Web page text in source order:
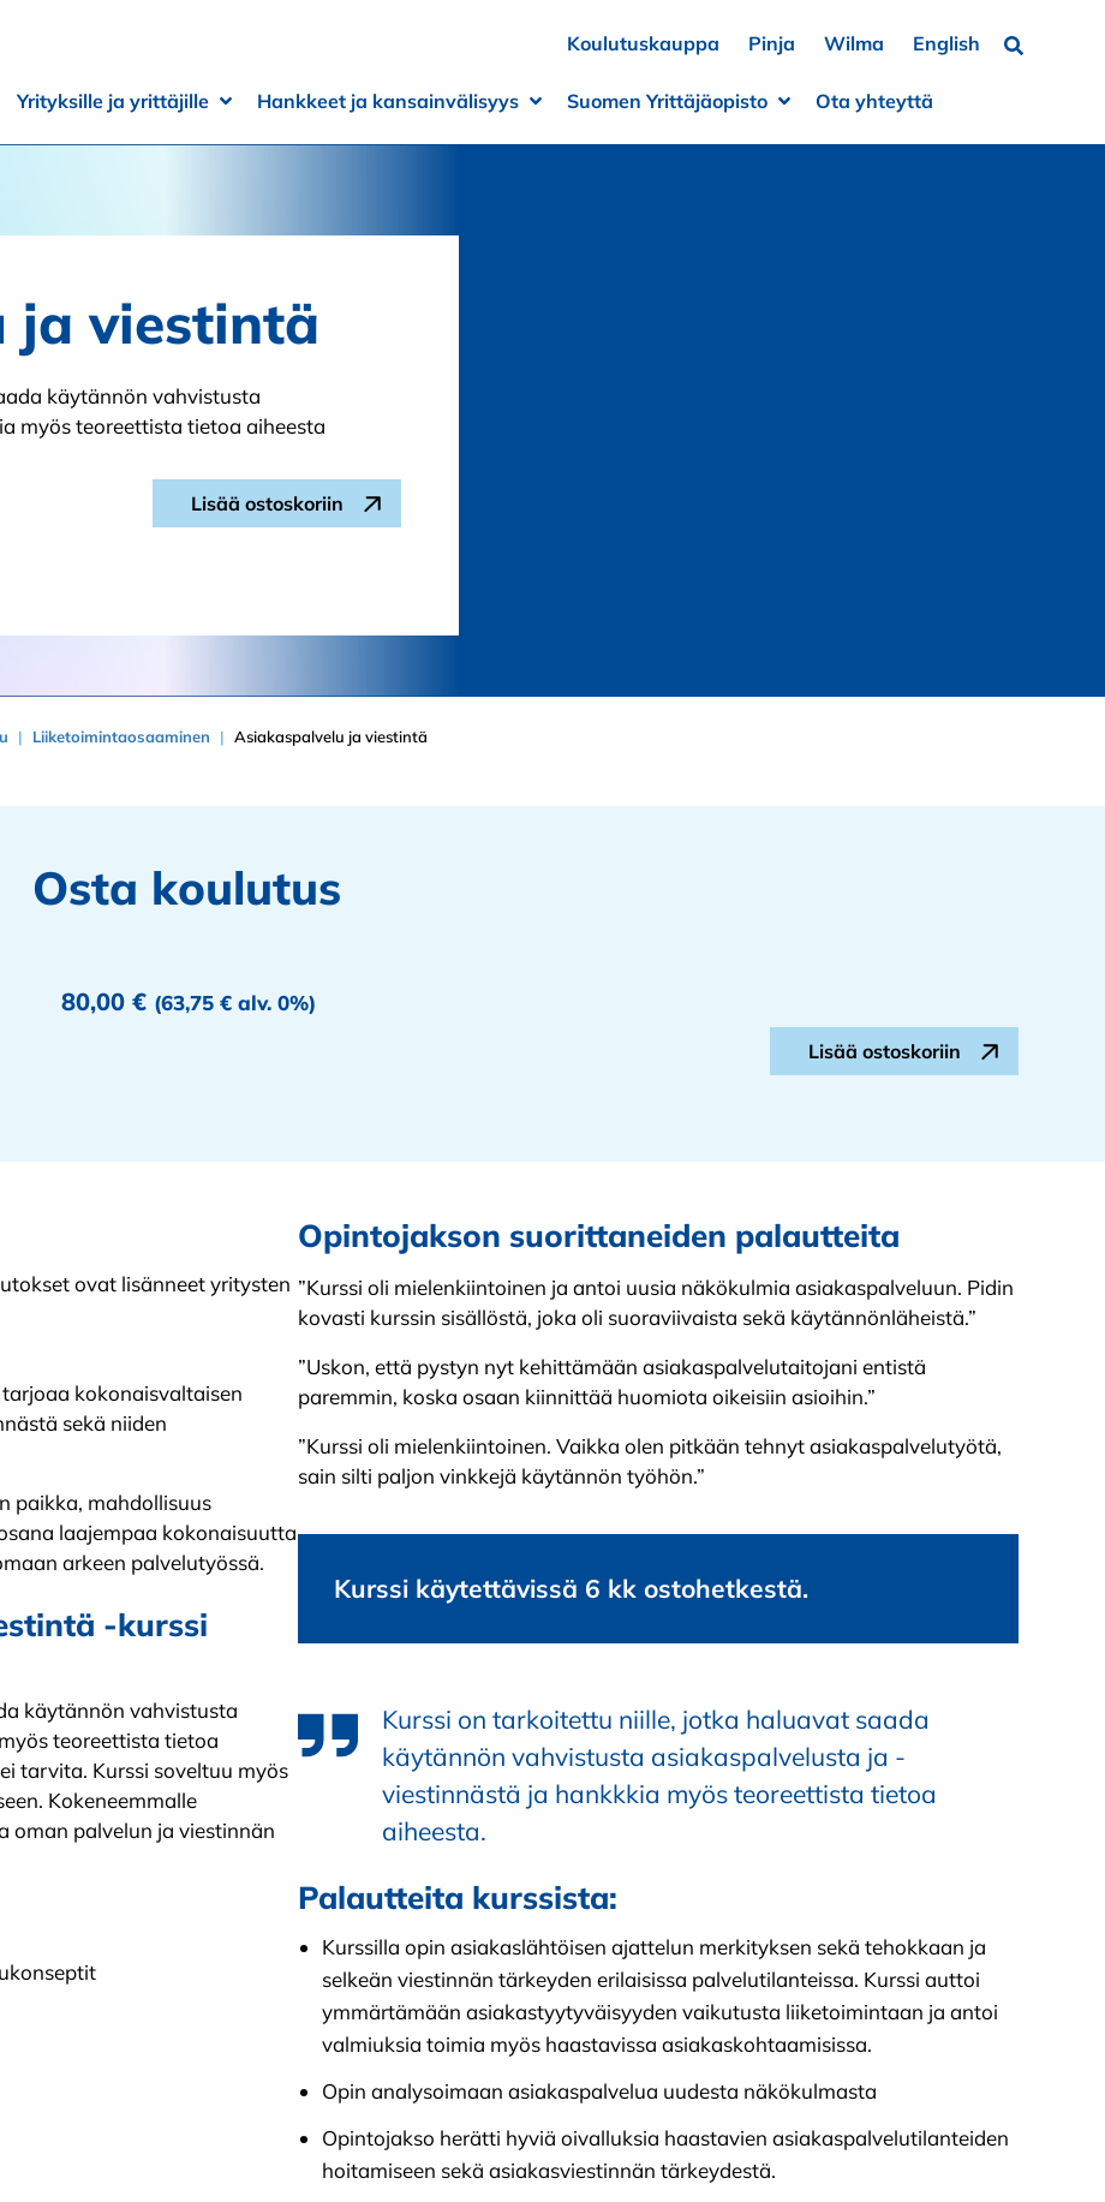
Koulutuskauppa
Pinja Wilma English Hae…
alivalikko
alivalikko
Yrityksille ja yrittäjille
Avaa alivalikko
Sulje alivalikko
Hankkeet ja kansainvälisyys
Avaa alivalikko
Sulje alivalikko
Suomen Yrittäjäopisto
Avaa alivalikko
Sulje alivalikko
Ota yhteyttä
ja viestintä
käytännön vahvistusta
myös teoreettista tietoa aiheesta
Asiakaspalvelu ja viestintä määrä
Lisää ostoskoriin
Liiketoimintaosaaminen Asiakaspalvelu ja viestintä
Osta koulutus
80,00€ (63,75€ alv. 0%)
Lisää ostoskoriin
ovat lisänneet yritysten
kokonaisvaltaisen
sekä niiden
paikka, mahdollisuus
laajempaa kokonaisuutta
arkeen palvelutyössä.
-kurssi
käytännön vahvistusta
teoreettista tietoa
tarvita. Kurssi soveltuu myös
Kokeneemmalle
oman palvelun ja viestinnän
Opintojakson suorittaneiden palautteita
”Kurssi oli mielenkiintoinen ja antoi uusia näkökulmia asiakaspalveluun. Pidin
kovasti kurssin sisällöstä, joka oli suoraviivaista sekä käytännönläheistä.”
”Uskon, että pystyn nyt kehittämään asiakaspalvelutaitojani entistä
paremmin, koska osaan kiinnittää huomiota oikeisiin asioihin.”
”Kurssi oli mielenkiintoinen. Vaikka olen pitkään tehnyt asiakaspalvelutyötä,
sain silti paljon vinkkejä käytännön työhön.”
Kurssi käytettävissä 6 kk ostohetkestä.
Kurssi on tarkoitettu niille, jotka haluavat saada
käytännön vahvistusta asiakaspalvelusta ja -
viestinnästä ja hankkkia myös teoreettista tietoa
aiheesta.
Palautteita kurssista:
Kurssilla opin asiakaslähtöisen ajattelun merkityksen sekä tehokkaan ja
selkeän viestinnän tärkeyden erilaisissa palvelutilanteissa. Kurssi auttoi
ymmärtämään asiakastyytyväisyyden vaikutusta liiketoimintaan ja antoi
valmiuksia toimia myös haastavissa asiakaskohtaamisissa.
Opin analysoimaan asiakaspalvelua uudesta näkökulmasta
Opintojakso herätti hyviä oivalluksia haastavien asiakaspalvelutilanteiden
hoitamiseen sekä asiakasviestinnän tärkeydestä.